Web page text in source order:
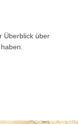
Überblick über